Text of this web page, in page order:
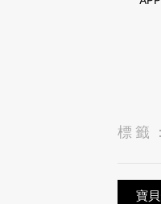
標籤：
寶